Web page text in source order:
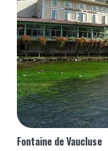
Fontaine de Vaucluse